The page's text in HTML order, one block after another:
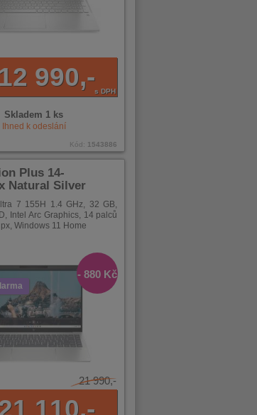
12 990,-s DPH
Skladem 1 ks
Ihned k odeslání
Kód: 1543886
Plus 14-
Natural Silver
7 155H 1.4 GHz, 32 GB,
Intel Arc Graphics, 14 palců
Windows 11 Home
- 880 Kč
21 990,-
110,-